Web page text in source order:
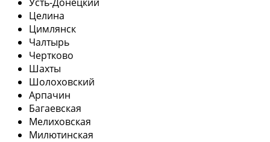
Целина
Цимлянск
Чалтырь
Чертково
Шахты
Шолоховский
Арпачин
Багаевская
Мелиховская
Милютинская